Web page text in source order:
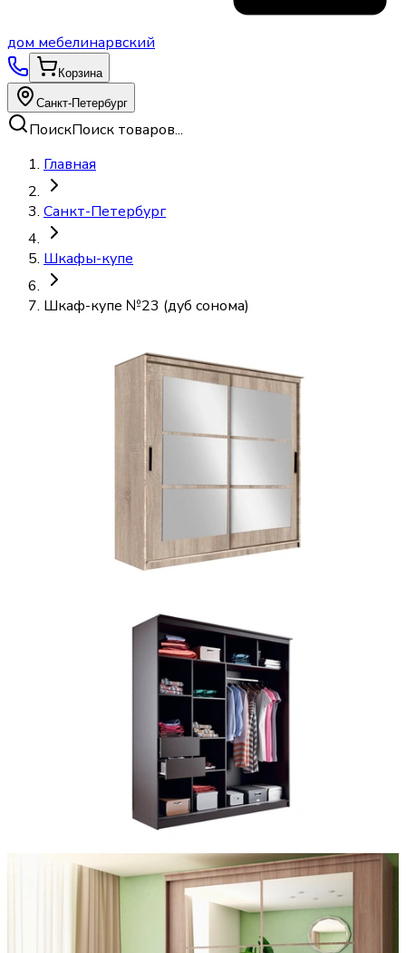
дом мебелинарвский
Корзина
Санкт-Петербург
ПоискПоиск товаров...
Главная
Санкт-Петербург
Шкафы-купе
Шкаф-купе №23 (дуб сонома)